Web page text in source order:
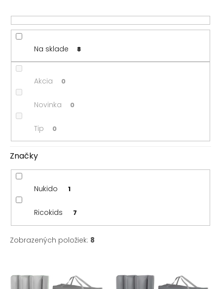
r
o
d
k
Abecedne
Na sklade 8
Akcia 0
Novinka 0
Tip 0
Značky
Nukido 1
Ricokids 7
Zobrazených položiek: 8
ý